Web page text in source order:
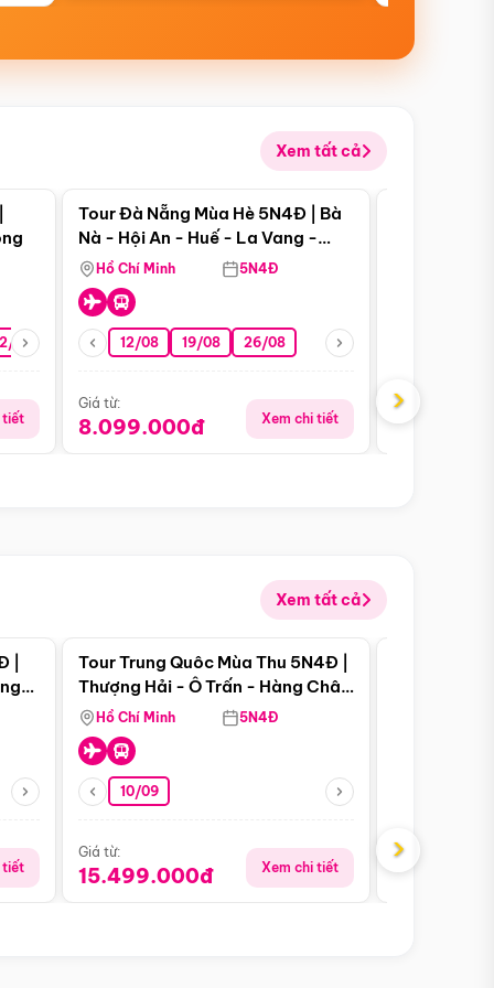
Xem tất cả
08 26/08 05/09 09/09 12/09
tiết
Điểm nổi bật
Tour Đà Nẵng Mùa Hè 5N4Đ | Bà
Nà - Hội An - Huế - La Vang -
Động Thiên Đường
Hồ Chí Minh 5N4Đ
12/08 19/08 26/08
Giá từ:
8.099.000đ Xem chi tiết
Giá từ:
›
Xem tất cả
|
tiết
Điểm nổi bật
Tour Trung Quôc Mùa Thu 5N4Đ |
Thượng Hải - Ô Trấn - Hàng Châu
(Tour Không Shopping)
Hồ Chí Minh 5N4Đ
10/09
Giá từ:
15.499.000đ Xem chi tiết
Giá từ:
›